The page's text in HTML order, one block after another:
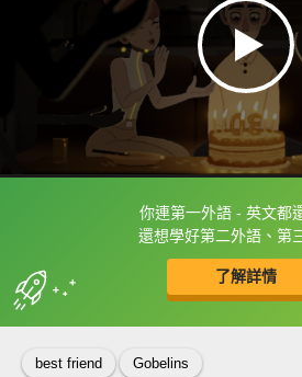
你連第一外語 - 英文都
還想學好第二外語、第
了解詳情
框選或點兩下字幕可以直
收錄佳句
best friend Gobelins